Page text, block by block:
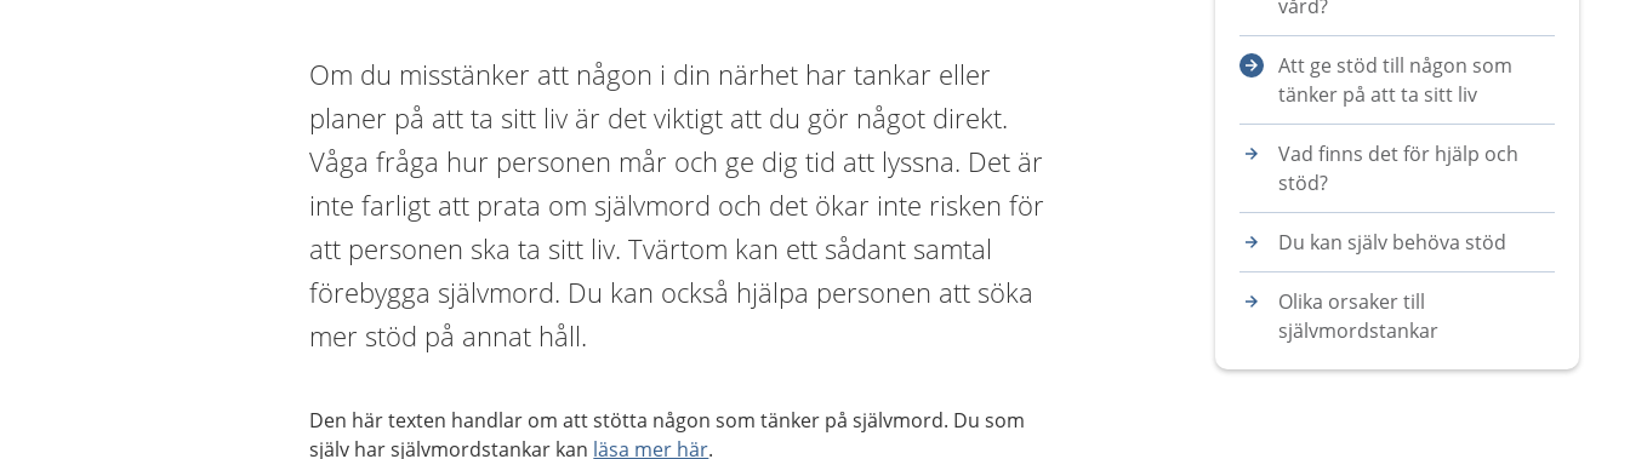
Om du misstänker att någon i din närhet har tankar eller
planer på att ta sitt liv är det viktigt att du gör något direkt.
Våga fråga hur personen mår och ge dig tid att lyssna. Det är
inte farligt att prata om självmord och det ökar inte risken för
att personen ska ta sitt liv. Tvärtom kan ett sådant samtal
förebygga självmord. Du kan också hjälpa personen att söka
mer stöd på annat håll.
Den här texten handlar om att stötta någon som tänker på självmord. Du som
själv har självmordstankar kan läsa mer här.
vård?
Att ge stöd till någon som
tänker på att ta sitt liv
Vad finns det för hjälp och
stöd?
Du kan själv behöva stöd
Olika orsaker till
självmordstankar